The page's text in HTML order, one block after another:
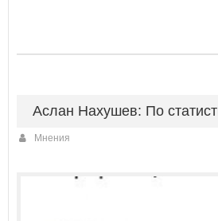
Аслан Нахушев: По
Мнения